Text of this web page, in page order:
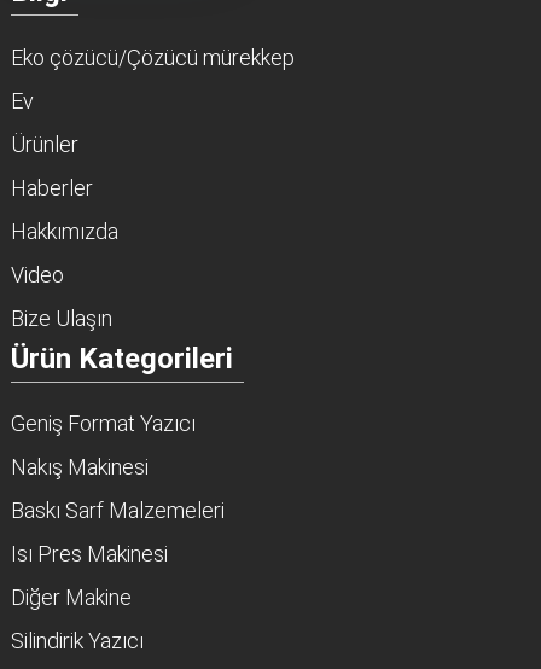
Eko çözücü/Çözücü mürekkep
Ev
Ürünler
Haberler
Hakkımızda
Video
Bize Ulaşın
Ürün Kategorileri
Geniş Format Yazıcı
Nakış Makinesi
Baskı Sarf Malzemeleri
Isı Pres Makinesi
Diğer Makine
Silindirik Yazıcı